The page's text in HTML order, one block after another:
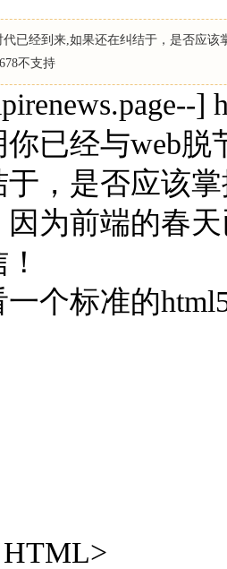
已经到来,如果还在纠结于，是否应
不支持
已经与web
，是否应该
因为前端的春
个标准的